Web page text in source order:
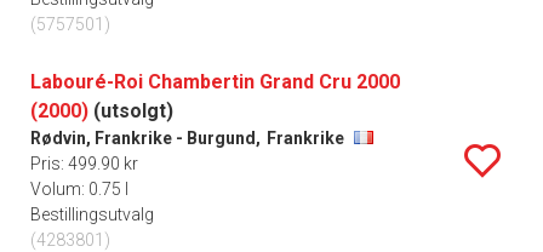
(5757501)
Labouré-Roi Chambertin Grand Cru 2000
(2000) (utsolgt)
Rødvin, Frankrike - Burgund, Frankrike
Pris: 499.90 kr
Volum: 0.75 l
Bestillingsutvalg
(4283801)